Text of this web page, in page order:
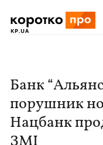
Банк
порушник
Нацбанк